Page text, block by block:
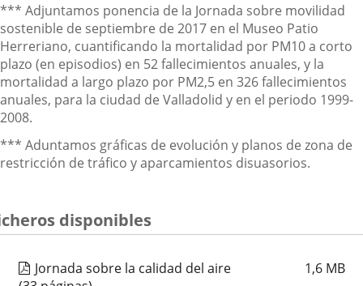
*** Adjuntamos ponencia de la Jornada sobre movilidad
sostenible de septiembre de 2017 en el Museo Patio
Herreriano, cuantificando la mortalidad por PM10 a corto
plazo (en episodios) en 52 fallecimientos anuales, y la
mortalidad a largo plazo por PM2,5 en 326 fallecimientos
anuales, para la ciudad de Valladolid y en el periodo 1999-
2008.
*** Aduntamos gráficas de evolución y planos de zona de
restricción de tráfico y aparcamientos disuasorios.
disponibles
Jornada sobre la calidad del aire 1,6 MB